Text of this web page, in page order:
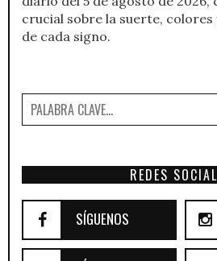
crucial sobre la suerte,
de cada signo.
REDES
SÍGUENOS